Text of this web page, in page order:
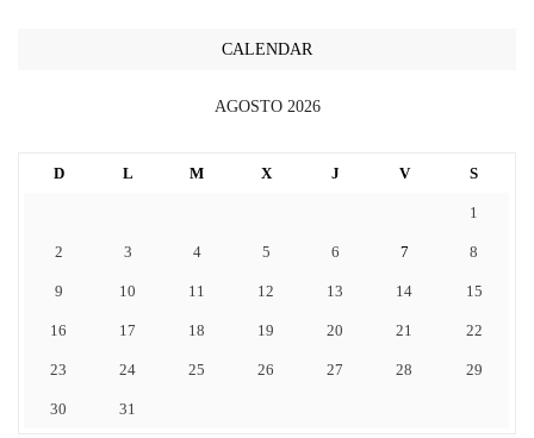
CALENDAR
AGOSTO 2026
D L M X J V S
1
2 3 4 5 6 7 8
9 10 11 12 13 14 15
16 17 18 19 20 21 22
23 24 25 26 27 28 29
30 31